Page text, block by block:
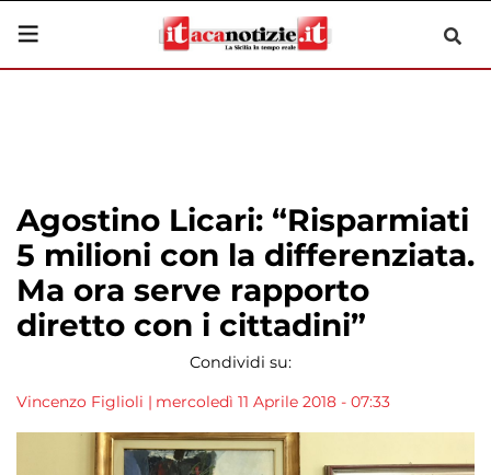
Agostino Licari: “Risparmiati
5 milioni con la differenziata.
Ma ora serve rapporto
diretto con i cittadini”
Condividi su:
Vincenzo Figlioli | mercoledì 11 Aprile 2018 - 07:33